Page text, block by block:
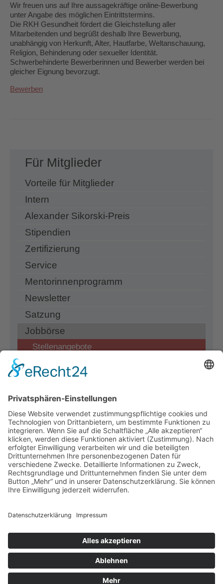
Wir freuen uns auf Ihre aussagekräftige online‑Bewerbung
unter Angabe des möglichen Eintrittstermins.
Die RKH Gesundheit fördert die Gleichstellung aller
Mitarbeitenden und begrüßt deshalb Ihre Bewerbung,
unabhängig von Herkunft, Alter, Hautfarbe, Weltanschauung,
Religion, Behinderung oder sexueller Identität.
Schwerbehinderte Bewerberinnen und Bewerber werden bei
gleicher Eignung bevorzugt.
Bewerben
Für Mitglieder
Vorteile für Mitglieder
Intern
Alexander Sikorski-Preis
Stipendien
Zertifizierung
Service
Mentorinnenprogramm
Newsletter
Satzung
Jobbörse
Stellenangebote
Links
Gesellschaft für Fuß- und Sprunggelenkchirurgie e.V. (GFFC)
Gewerbegebiet 11
82399 Raisting
T+49 (0)8807 949244
F +49 (0)8807 949245
Eservice@gffc.de
ÜBER UNS
FÜR MITGLIEDER
FÜR PATIENTEN
DATENSCHUTZ IMPRESSUM